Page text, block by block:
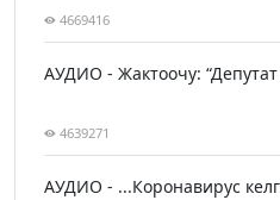
4669416
АУДИО - Жактоочу:
4639271
АУДИО - ...Коронавирус